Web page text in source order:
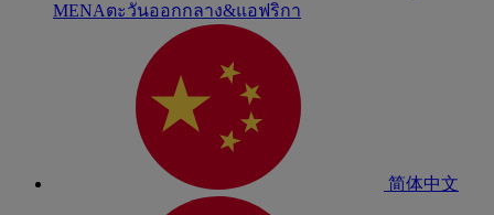
MENAตะวันออกกลาง&แอฟริกา
简体中文